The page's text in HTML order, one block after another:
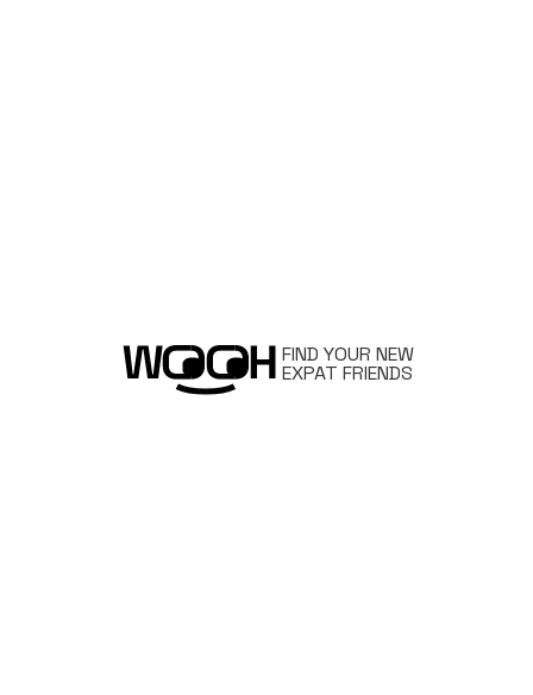
FIND YOUR NEW
EXPAT FRIENDS